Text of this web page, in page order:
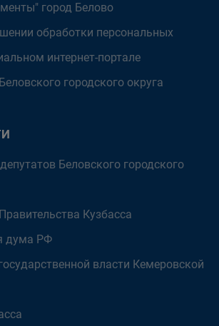
город Белово
обработки персональных
интернет-портале
городского округа
Беловского городского
Кузбасса
дума РФ
власти Кемеровской